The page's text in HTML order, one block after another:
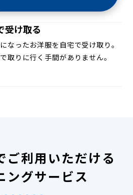
受け取る
なったお洋服を自宅で受け取り。
取りに行く手間がありません。
ご利用いただける
ングサービス